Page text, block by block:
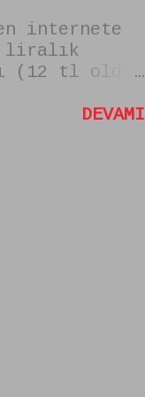
internete
8 liralık
(12 tl oldu
bu
site
DEVAMI